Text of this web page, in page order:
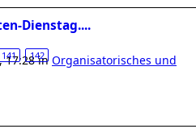
Dienstag....
141 142
17:28in Organisatorisches und